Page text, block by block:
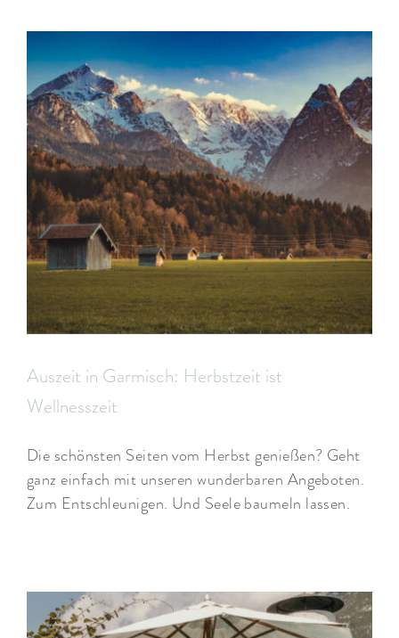
Auszeit in Garmisch: Herbstzeit ist
Wellnesszeit
Die schönsten Seiten vom Herbst genießen? Geht
ganz einfach mit unseren wunderbaren Angeboten.
Zum Entschleunigen. Und Seele baumeln lassen.